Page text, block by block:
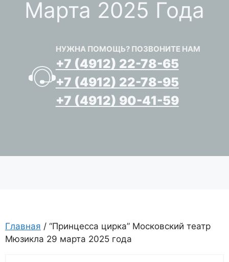
Марта 2025 Года
НУЖНА ПОМОЩЬ? ПОЗВОНИТЕ НАМ
+7 (4912) 22-78-65
+7 (4912) 22-78-95
+7 (4912) 90-41-59
Главная / “Принцесса цирка” Московский театр
Мюзикла 29 марта 2025 года